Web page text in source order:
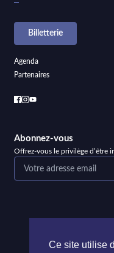
Billetterie
Agenda
Partenaires
Abonnez-vous
Offrez-vous le privilège d’être
Ce site utilise